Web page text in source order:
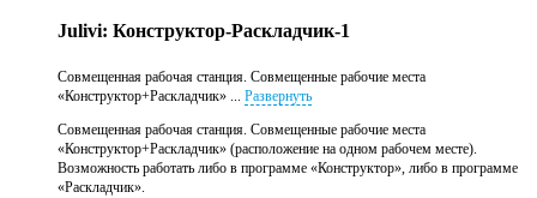
Julivi: Конструктор-Раскладчик-1
Совмещенная рабочая станция. Совмещенные рабочие места
«Конструктор+Раскладчик» ... Развернуть
Совмещенная рабочая станция. Совмещенные рабочие места
«Конструктор+Раскладчик» (расположение на одном рабочем месте).
Возможность работать либо в программе «Конструктор», либо в программе
«Раскладчик».